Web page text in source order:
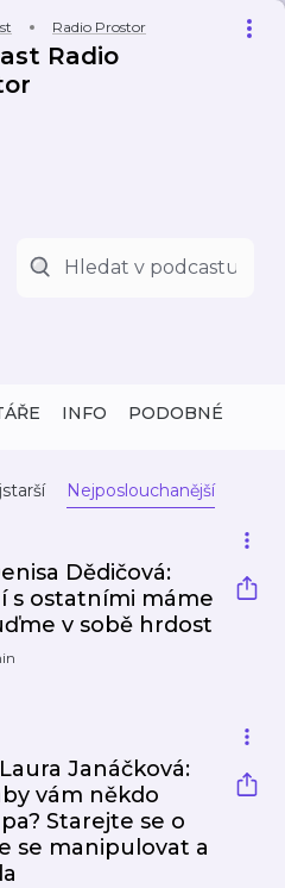
Radio Prostor
Radio
INFO PODOBNÉ
Nejposlouchanější
Dědičová:
s ostatními máme
v sobě hrdost
Janáčková:
vám někdo
Starejte se o
se manipulovat a